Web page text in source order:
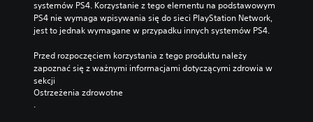
systemów PS4. Korzystanie z tego elementu na podstawowym
PS4 nie wymaga wpisywania się do sieci PlayStation Network,
jest to jednak wymagane w przypadku innych systemów PS4.
Przed rozpoczęciem korzystania z tego produktu należy
zapoznać się z ważnymi informacjami dotyczącymi zdrowia w
sekcji
Ostrzeżenia zdrowotne
.